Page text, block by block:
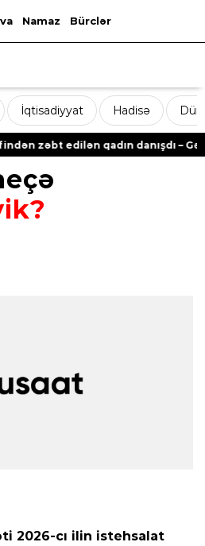
Namaz Bürclər
İqtisadiyyat Hadisə
qadın danışdı – Gədəbəydən
2026-cı ilin istehsalat